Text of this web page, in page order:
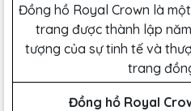
Đồng hồ Royal Crown là
trang được thành lập
tượng của sự tinh tế và
trang
Đồng hồ Royal